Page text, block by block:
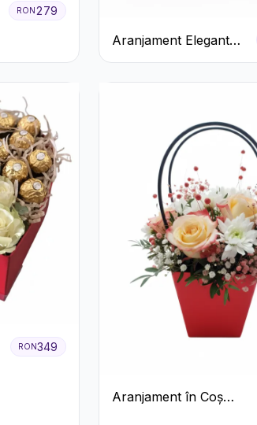
RON279
Aranjament Elegant
Alb-Verde în Cutie Gri
RON349
Aranjament în Coș